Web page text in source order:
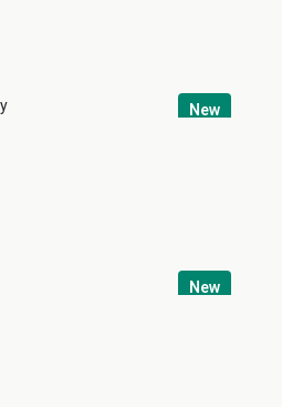
New
New